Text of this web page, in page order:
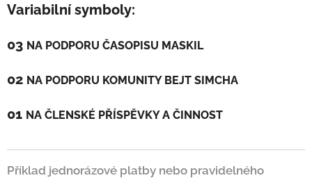
Variabilní symboly:
03 NA PODPORU ČASOPISU MASKIL
02 NA PODPORU KOMUNITY BEJT SIMCHA
01 NA ČLENSKÉ PŘÍSPĚVKY A ČINNOST
Příklad jednorázové platby nebo pravidelného